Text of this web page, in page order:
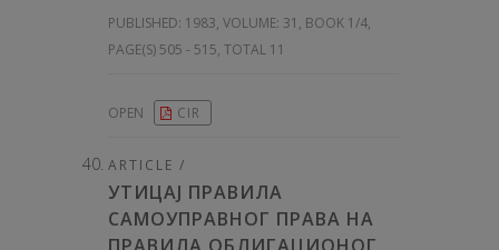
PUBLISHED: 1983, VOLUME: 31 , BOOK 1/4,
PAGE(S) 505 - 515, TOTAL 11
OPEN CIR
ARTICLE /
УТИЦАЈ ПРАВИЛА
САМОУПРАВНОГ ПРАВА НА